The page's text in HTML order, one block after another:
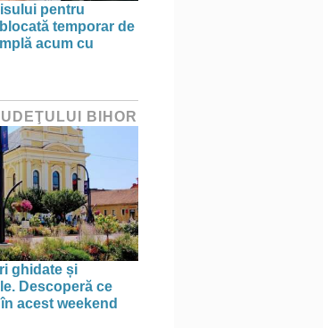
pentru
temporar de
acum cu
BIHOR
ghidate și
Descoperă ce
acest weekend